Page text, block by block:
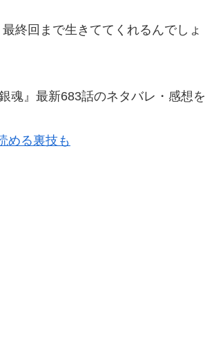
終回まで生きててくれるんでしょ
魂』最新683話のネタバレ・感想を
める裏技も